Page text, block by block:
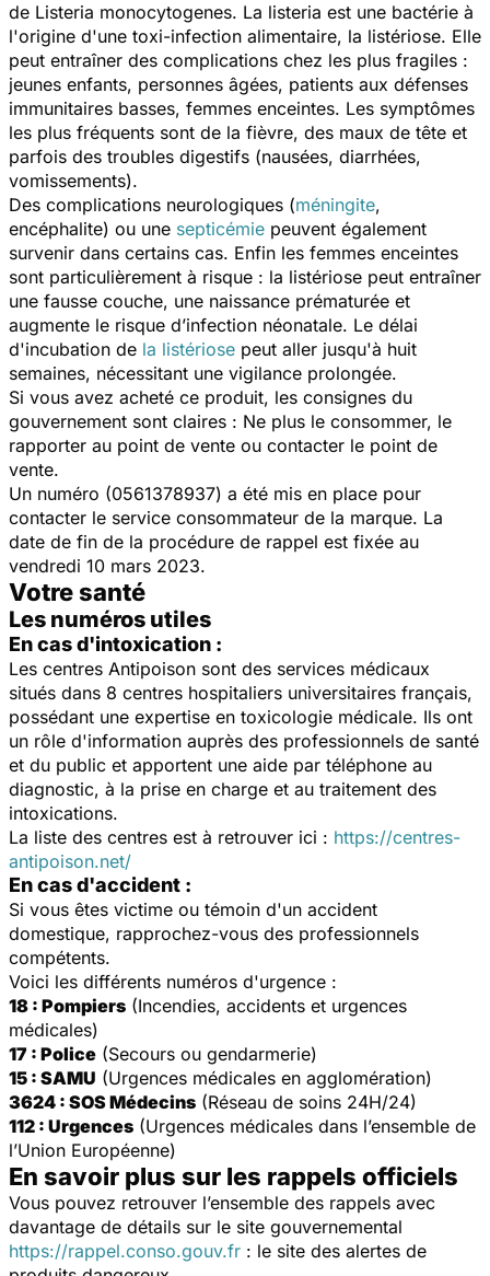
de Listeria monocytogenes. La listeria est une bactérie à
l'origine d'une toxi-infection alimentaire, la listériose. Elle
peut entraîner des complications chez les plus fragiles :
jeunes enfants, personnes âgées, patients aux défenses
immunitaires basses, femmes enceintes. Les symptômes
les plus fréquents sont de la fièvre, des maux de tête et
parfois des troubles digestifs (nausées, diarrhées,
vomissements).
Des complications neurologiques (méningite,
encéphalite) ou une septicémie peuvent également
survenir dans certains cas. Enfin les femmes enceintes
sont particulièrement à risque : la listériose peut entraîner
une fausse couche, une naissance prématurée et
augmente le risque d’infection néonatale. Le délai
d'incubation de la listériose peut aller jusqu'à huit
semaines, nécessitant une vigilance prolongée.
Si vous avez acheté ce produit, les consignes du
gouvernement sont claires : Ne plus le consommer, le
rapporter au point de vente ou contacter le point de
vente.
Un numéro (0561378937) a été mis en place pour
contacter le service consommateur de la marque. La
date de fin de la procédure de rappel est fixée au
vendredi 10 mars 2023.
Votre santé
Les numéros utiles
En cas d'intoxication :
Les centres Antipoison sont des services médicaux
situés dans 8 centres hospitaliers universitaires français,
possédant une expertise en toxicologie médicale. Ils ont
un rôle d'information auprès des professionnels de santé
et du public et apportent une aide par téléphone au
diagnostic, à la prise en charge et au traitement des
intoxications.
La liste des centres est à retrouver ici : https://centres-
antipoison.net/
En cas d'accident :
Si vous êtes victime ou témoin d'un accident
domestique, rapprochez-vous des professionnels
compétents.
Voici les différents numéros d'urgence :
18 : Pompiers (Incendies, accidents et urgences
médicales)
17 : Police (Secours ou gendarmerie)
15 : SAMU (Urgences médicales en agglomération)
3624 : SOS Médecins (Réseau de soins 24H/24)
112 : Urgences (Urgences médicales dans l’ensemble de
l’Union Européenne)
En savoir plus sur les rappels officiels
Vous pouvez retrouver l’ensemble des rappels avec
davantage de détails sur le site gouvernemental
https://rappel.conso.gouv.fr : le site des alertes de